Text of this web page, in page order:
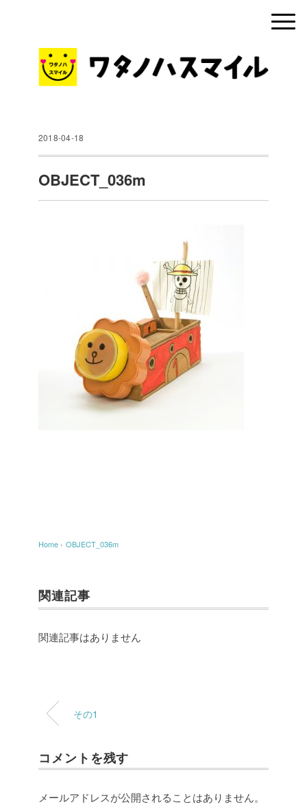
2018-04-18
OBJECT_036m
Home › OBJECT_036m
関連記事
関連記事はありません
その1
コメントを残す
メールアドレスが公開されることはありません。